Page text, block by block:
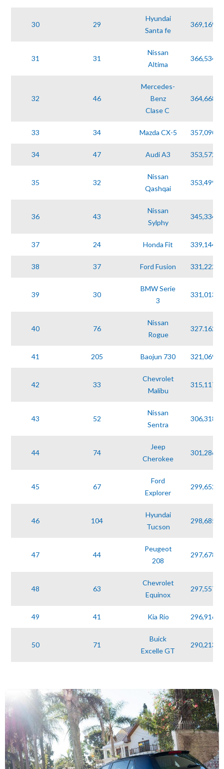
30 29
Hyundai
Santa fe
369,169
31 31
Nissan
Altima
366,534
32 46
Mercedes-
Benz
Clase C
364,668
33 34 Mazda CX-5 357,090
34 47 Audi A3 353,572
35 32
Nissan
Qashqai
353,499
36 43
Nissan
Sylphy
345,334
37 24 Honda Fit 339,144
38 37 Ford Fusion 331,222
39 30
BMW Serie
3
331,013
40 76
Nissan
Rogue
327.162
41 205 Baojun 730 321,069
42 33
Chevrolet
Malibu
315,117
43 52
Nissan
Sentra
306,318
44 74
Jeep
Cherokee
301,286
45 67
Ford
Explorer
299,652
46 104
Hyundai
Tucson
298,685
47 44
Peugeot
208
297,678
48 63
Chevrolet
Equinox
297,557
49 41 Kia Rio 296,916
50 71
Buick
Excelle GT
290,213